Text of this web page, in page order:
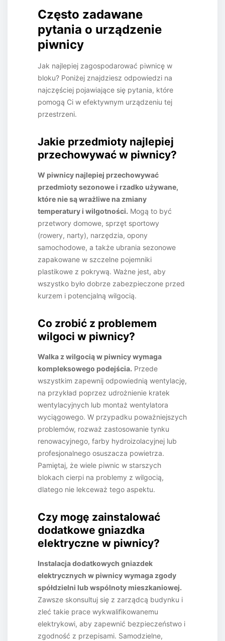
Często zadawane
pytania o urządzenie
piwnicy
Jak najlepiej zagospodarować piwnicę w
bloku? Poniżej znajdziesz odpowiedzi na
najczęściej pojawiające się pytania, które
pomogą Ci w efektywnym urządzeniu tej
przestrzeni.
Jakie przedmioty najlepiej
przechowywać w piwnicy?
W piwnicy najlepiej przechowywać
przedmioty sezonowe i rzadko używane,
które nie są wrażliwe na zmiany
temperatury i wilgotności. Mogą to być
przetwory domowe, sprzęt sportowy
(rowery, narty), narzędzia, opony
samochodowe, a także ubrania sezonowe
zapakowane w szczelne pojemniki
plastikowe z pokrywą. Ważne jest, aby
wszystko było dobrze zabezpieczone przed
kurzem i potencjalną wilgocią.
Co zrobić z problemem
wilgoci w piwnicy?
Walka z wilgocią w piwnicy wymaga
kompleksowego podejścia. Przede
wszystkim zapewnij odpowiednią wentylację,
na przykład poprzez udrożnienie kratek
wentylacyjnych lub montaż wentylatora
wyciągowego. W przypadku poważniejszych
problemów, rozważ zastosowanie tynku
renowacyjnego, farby hydroizolacyjnej lub
profesjonalnego osuszacza powietrza.
Pamiętaj, że wiele piwnic w starszych
blokach cierpi na problemy z wilgocią,
dlatego nie lekceważ tego aspektu.
Czy mogę zainstalować
dodatkowe gniazdka
elektryczne w piwnicy?
Instalacja dodatkowych gniazdek
elektrycznych w piwnicy wymaga zgody
spółdzielni lub wspólnoty mieszkaniowej.
Zawsze skonsultuj się z zarządcą budynku i
zleć takie prace wykwalifikowanemu
elektrykowi, aby zapewnić bezpieczeństwo i
zgodność z przepisami. Samodzielne,